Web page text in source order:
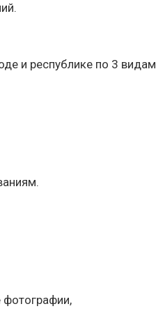
и республике по 3 видам
фотографии,